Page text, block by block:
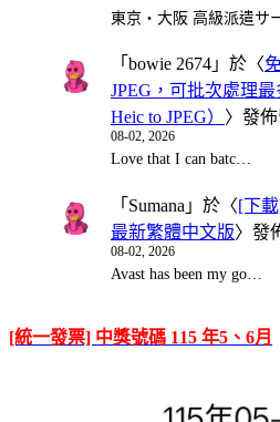
東京・大阪 高級派遣サ
「 bowie 2674 」於〈
JPEG，可批次處理
Heic to JPEG） 〉發
08-02, 2026
Love that I can batc…
「 Sumana 」於〈[下
最新繁體中文版〉發
08-02, 2026
Avast has been my go…
[統一發票] 中獎號碼 115 年5、6月